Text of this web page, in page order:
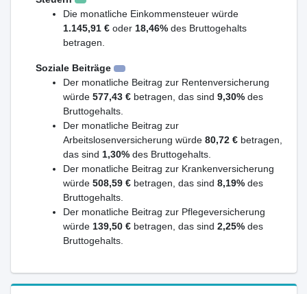
Die monatliche Einkommensteuer würde
1.145,91 € oder 18,46% des Bruttogehalts
betragen.
Soziale Beiträge
Der monatliche Beitrag zur Rentenversicherung
würde 577,43 € betragen, das sind 9,30% des
Bruttogehalts.
Der monatliche Beitrag zur
Arbeitslosenversicherung würde 80,72 € betragen,
das sind 1,30% des Bruttogehalts.
Der monatliche Beitrag zur Krankenversicherung
würde 508,59 € betragen, das sind 8,19% des
Bruttogehalts.
Der monatliche Beitrag zur Pflegeversicherung
würde 139,50 € betragen, das sind 2,25% des
Bruttogehalts.